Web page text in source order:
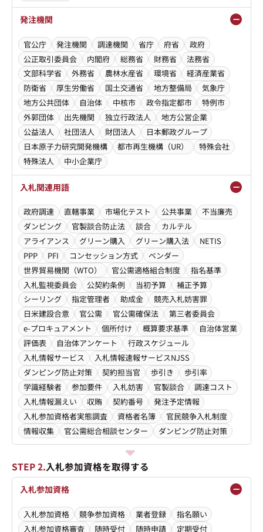
発注機関
官公庁 発注機関 調達機関 省庁 府省
政府
公正取引委員会
内閣府 総務省 財務省
法務省
文部科学省
外務省 農林水産省 環境省
経済産業省
防衛省
厚生労働省 国土交通省 地方整備局
気象庁
地方公共団体
自治体 中核市 政令指定都市
特例市
外郭団体
出先機関 独立行政法人
地方公営企業
公益法人
社団法人 財団法人
日本郵政グループ
日本原子力研究開発機構
都市再生機構（UR）
特殊会社
特殊法人
中小企業庁
入札関連用語
政府調達 直轄事業 市場化テスト 公共事業
不当廉売
ダンピング
官製談合防止法 談合
カルテル
アライアンス
グリーン購入 グリーン購入法
NETIS
PPP
PFI コンセッション方式
ベンダー
世界貿易機関（WTO）
官公需適格組合制度
指名基準
入札監視委員会
公契約条例 当初予算
補正予算
シーリング
指定管理者 助成金
競売入札妨害罪
日米建設合意
官公需 官公需確保法
第三者委員会
e-プロキュアメント
個所付け 概算要求基準
自治体営業
評価表
自治体アンケート
行政スケジュール
入札情報サービス
入札情報速報サービスNJSS
ダンピング防止対策
契約担当官 歩引き
歩引率
学識経験者
参加要件 入札妨害 官製談合
調達コスト
入札情報漏えい
収賄 契約番号
発注予定情報
入札参加資格者実態調査
資格者名簿
官民競争入札制度
情報収集
官公需総合相談センター ダンピング防止対策
STEP 2.入札参加資格を取得する
入札参加資格
入札参加資格 競争参加資格 業者登録
指名願い
入札参加資格審査
随時受付 随時申請 定期受付